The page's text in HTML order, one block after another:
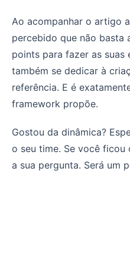
Ao acompanhar o artigo
percebido que não basta
points para fazer as suas
também se dedicar à
referência. E é
framework propõe.
Gostou da dinâmica?
o seu time. Se você ficou
a sua pergunta. Será um